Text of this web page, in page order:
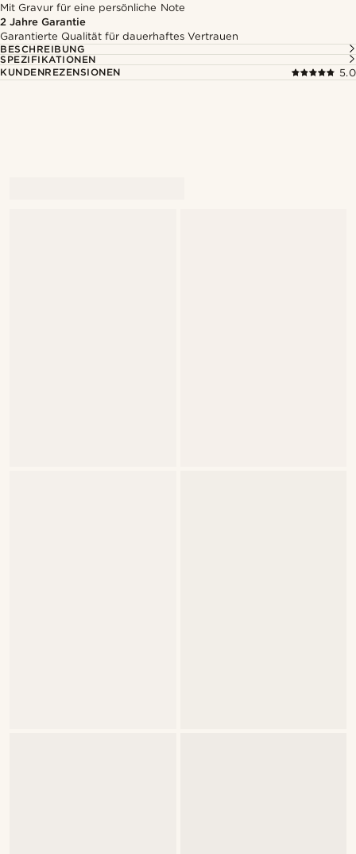
Mit Gravur für eine persönliche Note
2 Jahre Garantie
Garantierte Qualität für dauerhaftes Vertrauen
BESCHREIBUNG
SPEZIFIKATIONEN
KUNDENREZENSIONEN
5.0